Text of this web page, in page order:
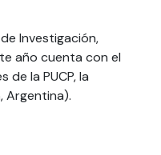
Investigación,
año cuenta con el
la PUCP, la
Argentina).